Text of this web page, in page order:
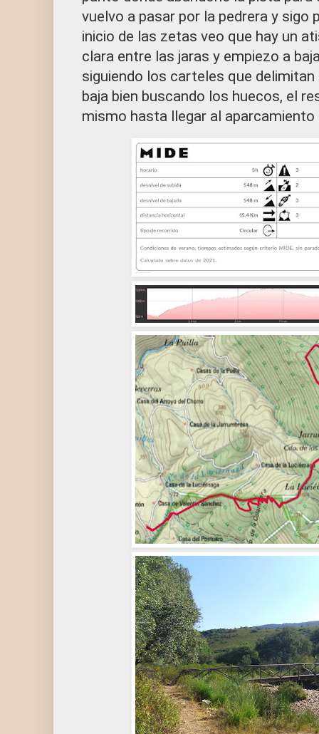
vuelvo a pasar por la pedrera y sigo
inicio de las zetas veo que hay un
clara entre las jaras y empiezo a
siguiendo los carteles que
baja bien buscando los huecos, el
mismo hasta llegar al aparcamiento